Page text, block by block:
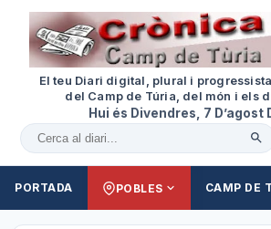
El teu Diari digital, plural i
del Camp de Túria, del món i els
Hui és Divendres, 7 D’agost
Cercar al diari
PORTADA POBLES CAMP DE